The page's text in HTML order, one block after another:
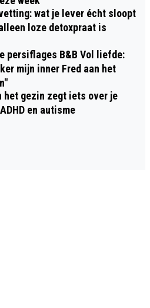
wat je lever écht sloopt
loze detoxpraat is
persiflages B&B Vol liefde:
mijn inner Fred aan het
het gezin zegt iets over je
en autisme